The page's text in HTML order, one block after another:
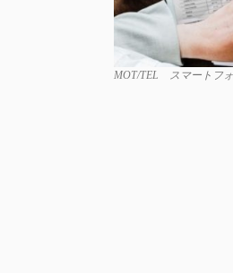
MOT/TEL スマートフォ